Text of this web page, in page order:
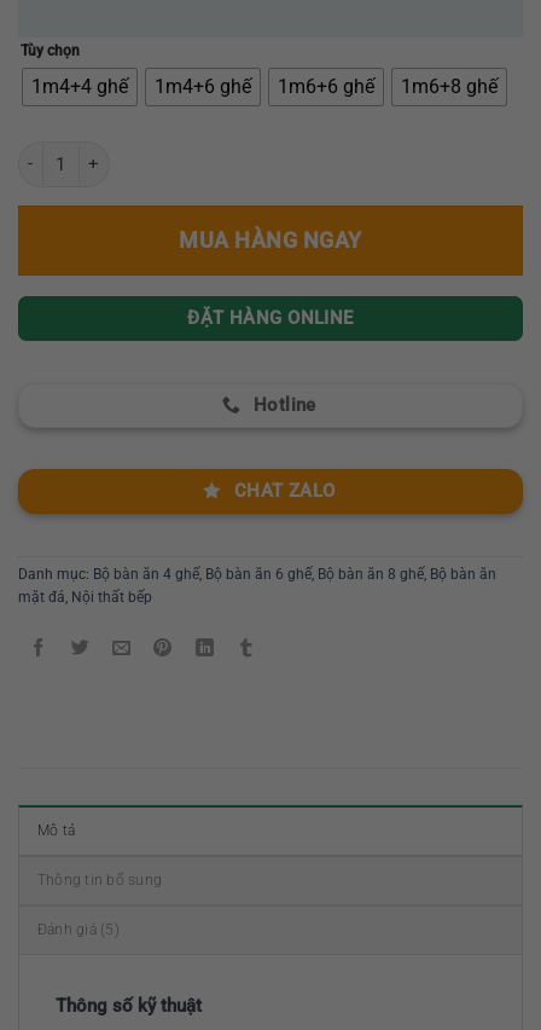
Tùy chọn
1m4+4 ghế 1m4+6 ghế 1m6+6 ghế 1m6+8 ghế
MUA HÀNG NGAY
ĐẶT HÀNG ONLINE
Hotline
CHAT ZALO
Danh mục: Bộ bàn ăn 4 ghế Bộ bàn ăn 6 ghế Bộ bàn ăn 8 ghế Bộ bàn ăn
mặt đá Nội thất bếp
Mô tả
Thông tin bổ sung
Đánh giá (5)
Thông số kỹ thuật